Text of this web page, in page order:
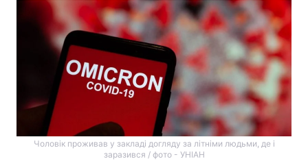
Чоловік проживав у закладі догляду за літніми людьми, де і
заразився / фото - УНІАН